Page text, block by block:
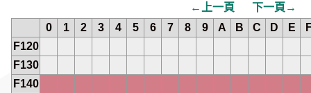
←上一頁
下一頁→
0
1 2 3 4 5 6 7 8 9 A B C D E
F120
F130
F140